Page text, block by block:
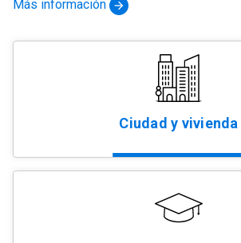
Más información arrow_forward
Ciudad y vivienda